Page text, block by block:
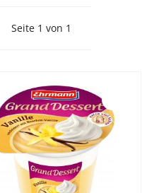
Vorherige Seite
Seite 1 von 1